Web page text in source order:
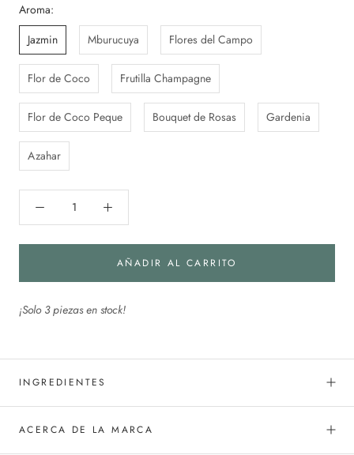
Aroma:
Jazmin
Mburucuya Flores del Campo
Flor de Coco Frutilla Champagne
Flor de Coco Peque Bouquet de Rosas Gardenia
Azahar
AÑADIR AL CARRITO
¡Solo 3 piezas en stock!
INGREDIENTES
ACERCA DE LA MARCA